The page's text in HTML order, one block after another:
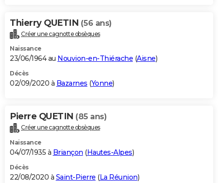
Thierry QUETIN (56 ans)
Créer une cagnotte obsèques
Naissance
23/06/1964 au Nouvion-en-Thiérache (Aisne)
Décès
02/09/2020 à Bazarnes (Yonne)
Pierre QUETIN (85 ans)
Créer une cagnotte obsèques
Naissance
04/07/1935 à Briançon (Hautes-Alpes)
Décès
22/08/2020 à Saint-Pierre (La Réunion)